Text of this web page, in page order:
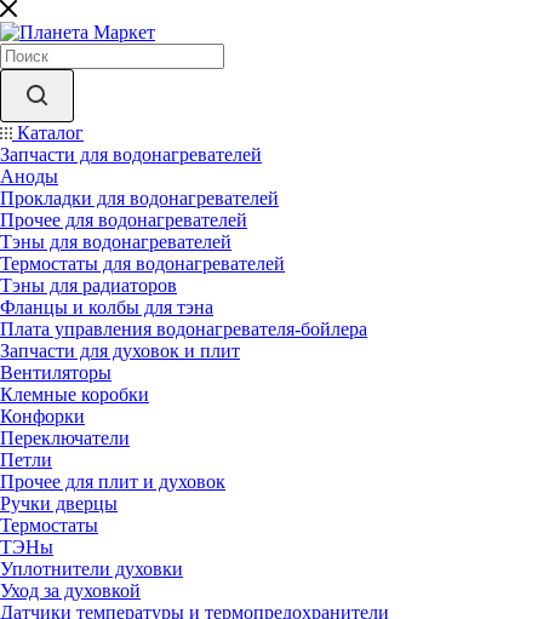
Каталог
Запчасти для водонагревателей
Аноды
Прокладки для водонагревателей
Прочее для водонагревателей
Тэны для водонагревателей
Термостаты для водонагревателей
Тэны для радиаторов
Фланцы и колбы для тэна
Плата управления водонагревателя-бойлера
Запчасти для духовок и плит
Вентиляторы
Клемные коробки
Конфорки
Переключатели
Петли
Прочее для плит и духовок
Ручки дверцы
Термостаты
ТЭНы
Уплотнители духовки
Уход за духовкой
Датчики температуры и термопредохранители